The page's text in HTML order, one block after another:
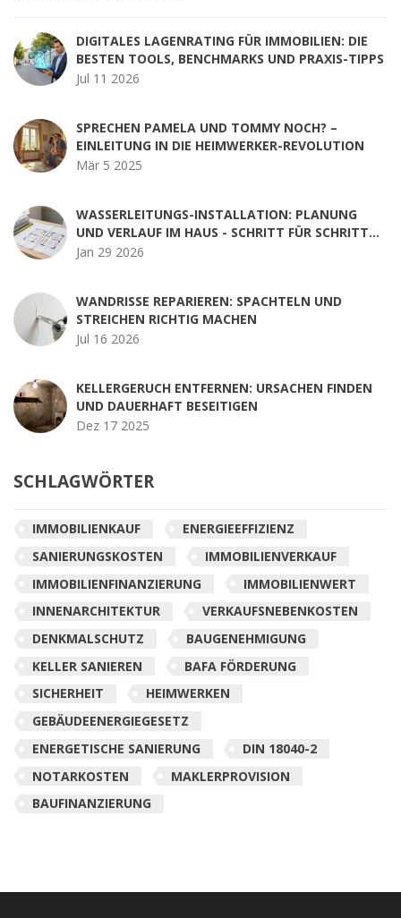
DIGITALES LAGENRATING FÜR IMMOBILIEN: DIE
BESTEN TOOLS, BENCHMARKS UND PRAXIS-TIPPS
Jul 11 2026
SPRECHEN PAMELA UND TOMMY NOCH? –
EINLEITUNG IN DIE HEIMWERKER-REVOLUTION
Mär 5 2025
WASSERLEITUNGS-INSTALLATION: PLANUNG
UND VERLAUF IM HAUS - SCHRITT FÜR SCHRITT
ZUR SICHEREN TRINKWASSERANLAGE
Jan 29 2026
WANDRISSE REPARIEREN: SPACHTELN UND
STREICHEN RICHTIG MACHEN
Jul 16 2026
KELLERGERUCH ENTFERNEN: URSACHEN FINDEN
UND DAUERHAFT BESEITIGEN
Dez 17 2025
SCHLAGWÖRTER
IMMOBILIENKAUF
ENERGIEEFFIZIENZ
SANIERUNGSKOSTEN
IMMOBILIENVERKAUF
IMMOBILIENFINANZIERUNG
IMMOBILIENWERT
INNENARCHITEKTUR
VERKAUFSNEBENKOSTEN
DENKMALSCHUTZ
BAUGENEHMIGUNG
KELLER SANIEREN
BAFA FÖRDERUNG
SICHERHEIT
HEIMWERKEN
GEBÄUDEENERGIEGESETZ
ENERGETISCHE SANIERUNG
DIN 18040-2
NOTARKOSTEN
MAKLERPROVISION
BAUFINANZIERUNG